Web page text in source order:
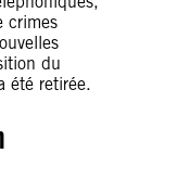
crimes
du
été retirée.